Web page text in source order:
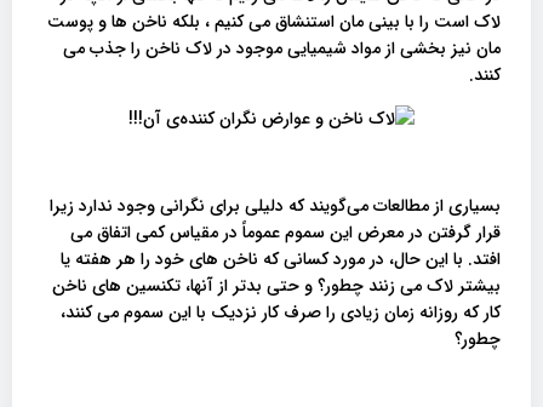
لاک است را با بینی مان استنشاق می کنیم ، بلکه ناخن ها و پوست
مان نیز بخشی از مواد شیمیایی موجود در لاک ناخن را جذب می
کنند.
بسیاری از مطالعات می‌گویند که دلیلی برای نگرانی وجود ندارد زیرا
قرار گرفتن در معرض این سموم عموماً در مقیاس کمی اتفاق می
افتد. با این حال، در مورد کسانی که ناخن های خود را هر هفته یا
بیشتر لاک می زنند چطور؟ و حتی بدتر از آنها، تکنسین های ناخن
کار که روزانه زمان زیادی را صرف کار نزدیک با این سموم می کنند،
چطور؟